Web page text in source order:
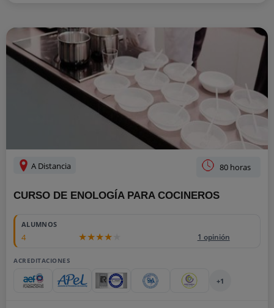
A Distancia 80 horas
CURSO DE ENOLOGÍA PARA COCINEROS
ALUMNOS
4 1 opinión
ACREDITACIONES
+1